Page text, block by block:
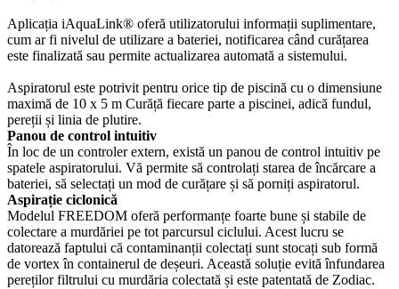
Aplicația iAquaLink® oferă utilizatorului informații suplimentare,
cum ar fi nivelul de utilizare a bateriei, notificarea când curățarea
este finalizată sau permite actualizarea automată a sistemului.
Aspiratorul este potrivit pentru orice tip de piscină cu o dimensiune
maximă de 10 x 5 m Curăță fiecare parte a piscinei, adică fundul,
pereții și linia de plutire.
Panou de control intuitiv
În loc de un controler extern, există un panou de control intuitiv pe
spatele aspiratorului. Vă permite să controlați starea de încărcare a
bateriei, să selectați un mod de curățare și să porniți aspiratorul.
Aspirație ciclonică
Modelul FREEDOM oferă performanțe foarte bune și stabile de
colectare a murdăriei pe tot parcursul ciclului. Acest lucru se
datorează faptului că contaminanții colectați sunt stocați sub formă
de vortex în containerul de deșeuri. Această soluție evită înfundarea
pereților filtrului cu murdăria colectată și este patentată de Zodiac.